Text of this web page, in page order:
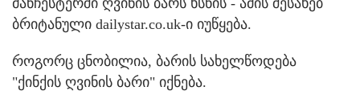
ბრიტანული dailystar.co.uk-ი იუწყება.
როგორც ცნობილია, ბარის სახელწოდება
"ქინქის ღვინის ბარი" იქნება.